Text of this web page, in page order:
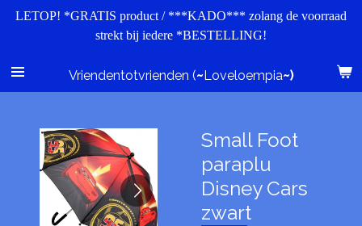
Ga
de
hoofdinhoud
Vriendentotvrienden (~Loveloempia~)
LETOP! *GRATIS product / ***KADO*** zolang de voorraad
strekt bij iedere *BESTELLING!
Small Foot
paraplu
Disney Cars
zwart